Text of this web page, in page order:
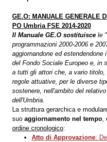
GE.O: MANUALE GENERALE
PO Umbria FSE 2014-2020
Il Manuale GE.O sostituisce le
programmazioni 2000-2006 e
aggiornandone ed estendendone
del Fondo Sociale Europeo e, in
a tutti gli attori che, a vario
regole attuative, per le diverse
sostenere, nell'ambito del
dell'Umbria.
La struttura gerarchica e
suo aggiornamento nel tempo
ordine cronologico:
Atto di Approvazione: